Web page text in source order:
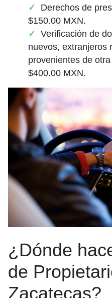
Derechos de
$150.00 MXN.
Verificación de
nuevos, extranjeros
provenientes de
$400.00 MXN.
¿Dónde
de
Zacatecas?